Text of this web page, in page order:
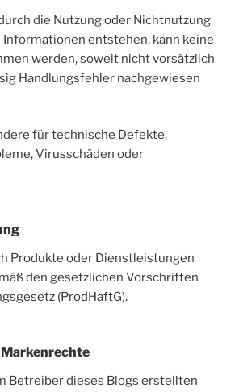
die Nutzung oder Nichtnutzung
entstehen, kann keine
werden, soweit nicht vorsätzlich
Handlungsfehler nachgewiesen
für technische Defekte,
Virusschäden oder
Produkte oder Dienstleistungen
den gesetzlichen Vorschriften
(ProdHaftG).
Betreiber dieses Blogs erstellten